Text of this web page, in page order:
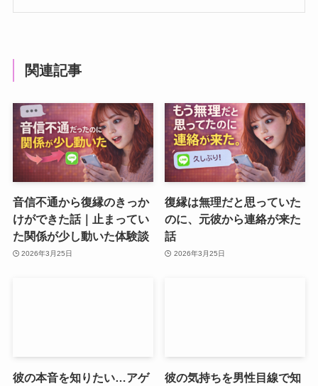
関連記事
音信不通から復縁のきっか
けができた話｜止まってい
た関係が少し動いた体験談
2026年3月25日
復縁は無理だと思っていた
のに、元彼から連絡が来た
話
2026年3月25日
彼の本音を知りたい…アゲ
彼の気持ちを男性目線で知